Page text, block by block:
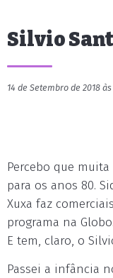
Silvio
14 de Setembro de 2018 às
Percebo que
para os anos 80.
Xuxa faz
programa na
E tem, claro, o
Passei a infância